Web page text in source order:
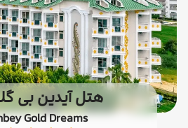
هتل آیدین بی
Gold Dreams